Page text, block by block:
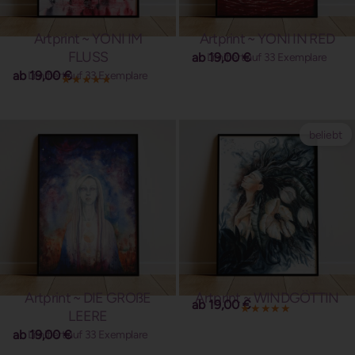
Artprint ~ YONI IM
FLUSS
Limitiert auf 33 Exemplare
ab 19,00€
Artprint ~ YONI IN RED
Limitiert auf 33 Exemplare
ab 19,00€
Artprint ~ DIE GROßE
LEERE
Limitiert auf 33 Exemplare
ab 19,00€
beliebt
Artprint ~ WINDGÖTTIN
ab 19,00€